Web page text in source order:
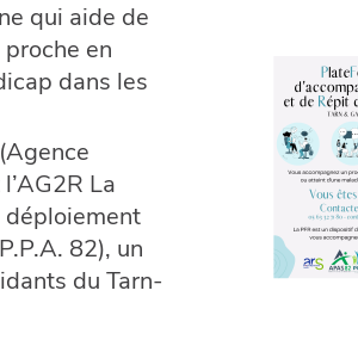
qui aide de
en
dans les
La
déploiement
82), un
du Tarn-